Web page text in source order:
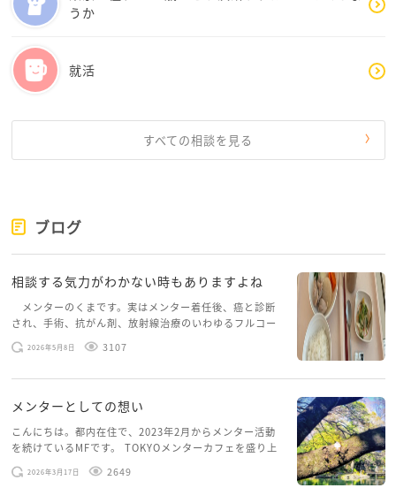
うか
就活
すべての相談を見る
ブログ
相談する気力がわかない時もありますよね
メンターのくまです。実はメンター着任後、癌と診断
され、手術、抗がん剤、放射線治療のいわゆるフルコー
スを体験していて、しばらくメンターカフェに来られて
いませんでした。体力だけでなく、気力も落ちパソコン
2026年5月8日 3107
メンターとしての想い
こんにちは。都内在住で、2023年2月からメンター活動
を続けているMFです。 TOKYOメンターカフェを盛り上
げたいという想いから、勇気を出して初めてブログを投
稿してみようと思います。少し自分のことを書いてみま
2026年3月17日 2649